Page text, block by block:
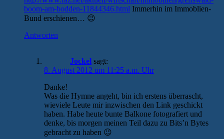
boom-am-bodden-11844346.html Immerhin im Immoblien-
Bund erschienen… 😉
Antworten
Jockel sagt:
8. August 2012 um 11:25 a.m. Uhr
Danke!
Was die Hymne angeht, bin ich erstens überrascht,
wieviele Leute mir inzwischen den Link geschickt
haben. Habe heute bunte Balkone fotografiert und
denke, bis morgen meinen Teil dazu zu Bits’n Bytes
gebracht zu haben 😉